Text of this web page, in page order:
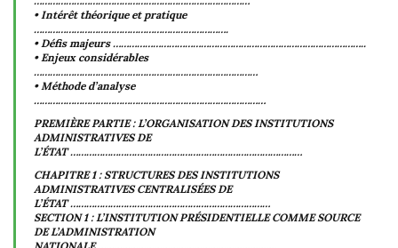
• Intérêt théorique et pratique
……………………………………………………………….
• Défis majeurs …………………………………………………………………………………..
• Enjeux considérables
…………………………………………………………………………
• Méthode d’analyse
……………………………………………………………………………
PREMIÈRE PARTIE : L’ORGANISATION DES INSTITUTIONS
ADMINISTRATIVES DE
L’ÉTAT ……………………………………………………………………………
CHAPITRE 1 : STRUCTURES DES INSTITUTIONS
ADMINISTRATIVES CENTRALISÉES DE
L’ÉTAT …………………………………………………………………
SECTION 1 : L’INSTITUTION PRÉSIDENTIELLE COMME SOURCE
DE L’ADMINISTRATION